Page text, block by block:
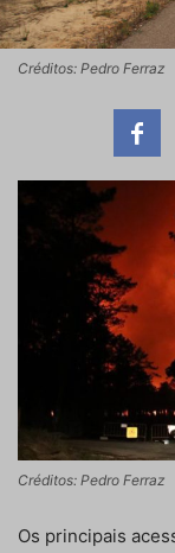
Créditos: Pedro Ferraz
Créditos: Pedro Ferraz
Os principais